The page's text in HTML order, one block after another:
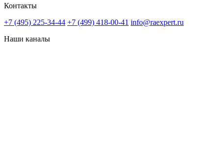
Контакты
+7 (495) 225-34-44 +7 (499) 418-00-41 info@raexpert.ru
Наши каналы